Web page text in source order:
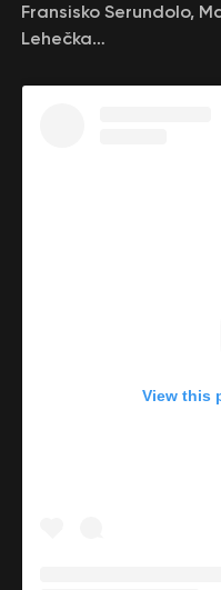
Fransisko Serundolo,
Lehečka…
View this